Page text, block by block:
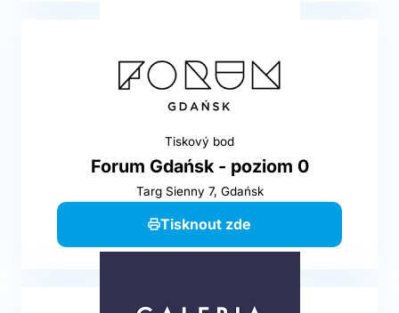
Tiskový bod
Forum Gdańsk - poziom 0
Targ Sienny 7, Gdańsk
Tisknout zde